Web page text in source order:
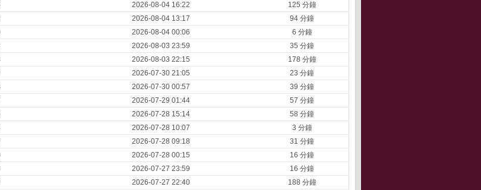
2026-08-04 16:22
125 分鐘
2026-08-04 13:17
94 分鐘
2026-08-04 00:06
6 分鐘
2026-08-03 23:59
35 分鐘
2026-08-03 22:15
178 分鐘
2026-07-30 21:05
23 分鐘
2026-07-30 00:57
39 分鐘
2026-07-29 01:44
57 分鐘
2026-07-28 15:14
58 分鐘
2026-07-28 10:07
3 分鐘
2026-07-28 09:18
31 分鐘
2026-07-28 00:15
16 分鐘
2026-07-27 23:59
16 分鐘
2026-07-27 22:40 188 分鐘